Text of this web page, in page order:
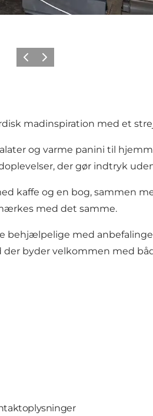
ForrigeNæste
madinspiration med et
og varme panini til
der gør indtryk
kaffe og en bog, sammen
med det samme.
behjælpelige med
byder velkommen med